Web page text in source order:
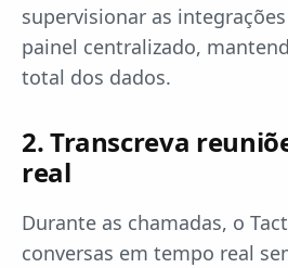
supervisionar as
painel centralizado,
total dos dados.
2. Transcreva
real
Durante as chamadas, o
conversas em tempo real